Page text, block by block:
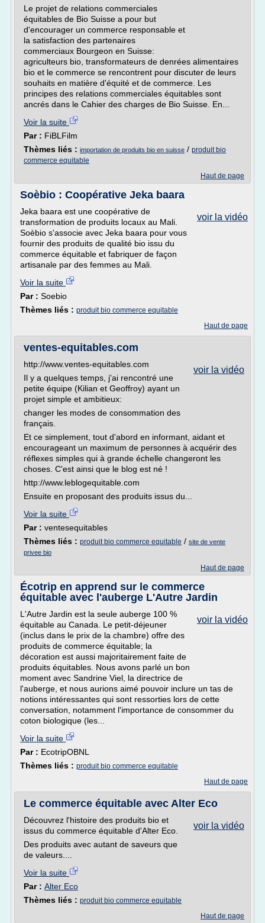
Le projet de relations commerciales
équitables de Bio Suisse a pour but
d'encourager un commerce responsable et
la satisfaction des partenaires
commerciaux Bourgeon en Suisse:
agriculteurs bio, transformateurs de denrées alimentaires
bio et le commerce se rencontrent pour discuter de leurs
souhaits en matière d'équité et de commerce. Les
principes des relations commerciales équitables sont
ancrés dans le Cahier des charges de Bio Suisse. En...
Voir la suite
Par : FiBLFilm
Thèmes liés : importation de produits bio en suisse / produit bio
commerce equitable
Haut de page
Soèbio : Coopérative Jeka baara
voir la vidéo
Jeka baara est une coopérative de
transformation de produits locaux au Mali.
Soèbio s'associe avec Jeka baara pour vous
fournir des produits de qualité bio issu du
commerce équitable et fabriquer de façon
artisanale par des femmes au Mali.
Voir la suite
Par : Soebio
Thèmes liés : produit bio commerce equitable
Haut de page
ventes-equitables.com
voir la vidéo
http://www.ventes-equitables.com
Il y a quelques temps, j'ai rencontré une
petite équipe (Kilian et Geoffroy) ayant un
projet simple et ambitieux:
changer les modes de consommation des
français.
Et ce simplement, tout d'abord en informant, aidant et
encourageant un maximum de personnes à acquérir des
réflexes simples qui à grande échelle changeront les
choses. C'est ainsi que le blog est né !
http://www.leblogequitable.com
Ensuite en proposant des produits issus du...
Voir la suite
Par : ventesequitables
Thèmes liés : produit bio commerce equitable / site de vente
privee bio
Haut de page
Écotrip en apprend sur le commerce
équitable avec l'auberge L'Autre Jardin
voir la vidéo
L'Autre Jardin est la seule auberge 100 %
équitable au Canada. Le petit-déjeuner
(inclus dans le prix de la chambre) offre des
produits de commerce équitable; la
décoration est aussi majoritairement faite de
produits équitables. Nous avons parlé un bon
moment avec Sandrine Viel, la directrice de
l'auberge, et nous aurions aimé pouvoir inclure un tas de
notions intéressantes qui sont ressorties lors de cette
conversation, notamment l'importance de consommer du
coton biologique (les...
Voir la suite
Par : EcotripOBNL
Thèmes liés : produit bio commerce equitable
Haut de page
Le commerce équitable avec Alter Eco
voir la vidéo
Découvrez l'histoire des produits bio et
issus du commerce équitable d'Alter Eco.
Des produits avec autant de saveurs que
de valeurs....
Voir la suite
Par : Alter Eco
Thèmes liés : produit bio commerce equitable
Haut de page